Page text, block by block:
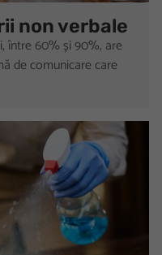
non verbale
între 60% și 90%, are
de comunicare care